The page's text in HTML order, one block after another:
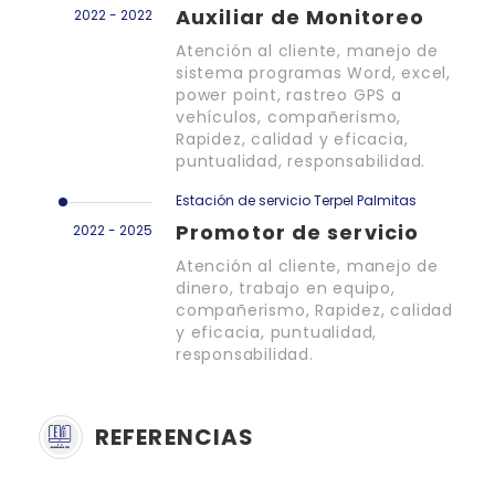
2022 - 2022 Auxiliar de Monitoreo
Atención al cliente, manejo de
sistema programas Word, excel,
power point, rastreo GPS a
vehículos, compañerismo,
Rapidez, calidad y eficacia,
puntualidad, responsabilidad.
2022 - 2025
Estación de servicio Terpel Palmitas
Promotor de servicio
Atención al cliente, manejo de
dinero, trabajo en equipo,
compañerismo, Rapidez, calidad
y eficacia, puntualidad,
responsabilidad.
REFERENCIAS